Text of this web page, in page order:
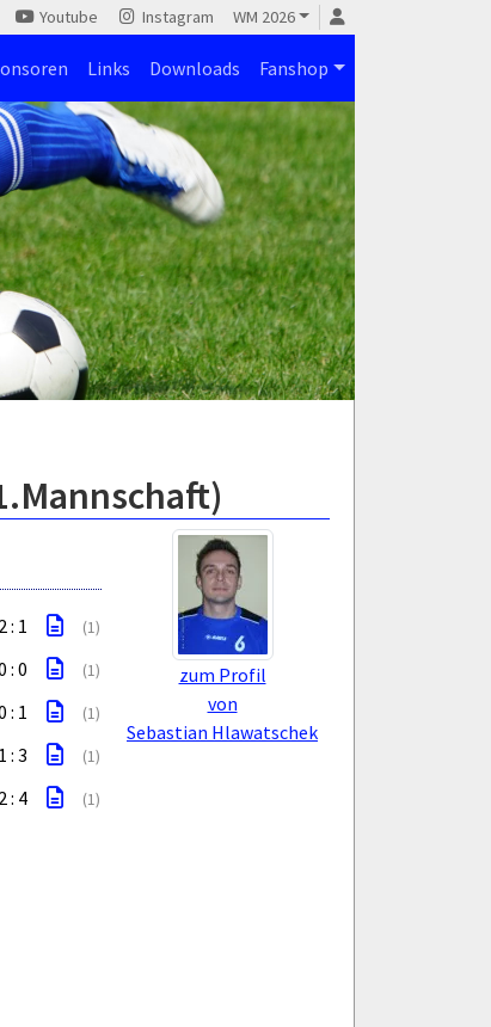
Youtube Instagram WM 2026
Links Downloads Fanshop
zum Profil
von
Sebastian Hlawatschek
2 : 1 (1)
: 0 (1)
: 1 (1)
1 : 3 (1)
2 : 4 (1)